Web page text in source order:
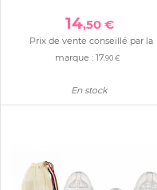
14,50 €
Prix de vente conseillé par la
marque :17,90 €
En stock